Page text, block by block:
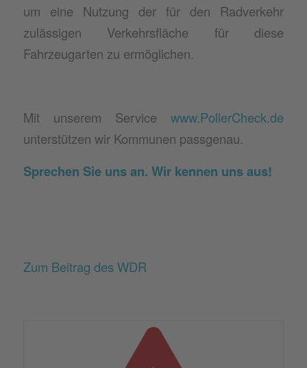
um eine Nutzung der für den Radverkehr
zulässigen Verkehrsfläche für diese
Fahrzeugarten zu ermöglichen.
Mit unserem Servicewww.PollerCheck.de
unterstützen wir Kommunen passgenau.
Sprechen Sie uns an. Wir kennen uns aus!
Zum Beitrag des WDR